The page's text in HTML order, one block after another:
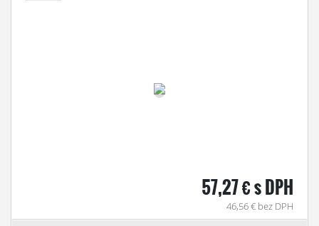
57,27 € s DPH
46,56 € bez DPH